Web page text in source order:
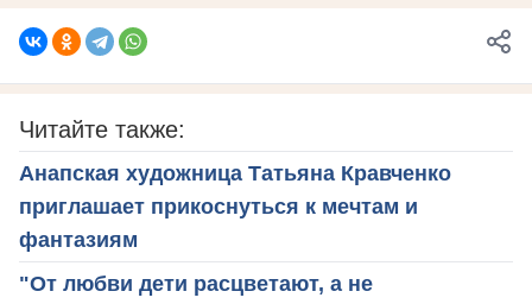
Читайте также:
Анапская художница Татьяна Кравченко
приглашает прикоснуться к мечтам и
фантазиям
"От любви дети расцветают, а не